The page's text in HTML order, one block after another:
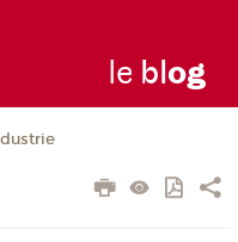
le blog